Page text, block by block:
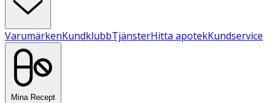
VarumärkenKundklubbTjänsterHitta apotekKundservice
Mina Recept